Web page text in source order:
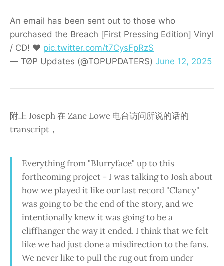
An email has been sent out to those who
purchased the Breach [First Pressing Edition] Vinyl
/ CD! ♥️ pic.twitter.com/t7CysFpRzS
— TØP Updates (@TOPUPDATERS) June 12, 2025
附上 Joseph 在 Zane Lowe 电台访问所说的话的
transcript，
Everything from "Blurryface" up to this
forthcoming project - I was talking to Josh about
how we played it like our last record "Clancy"
was going to be the end of the story, and we
intentionally knew it was going to be a
cliffhanger the way it ended. I think that we felt
like we had just done a misdirection to the fans.
We never like to pull the rug out from under